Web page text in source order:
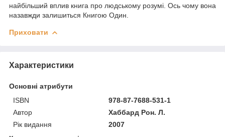
найбільший вплив книга про людському розумі. Ось чому вона
назавжди залишиться Книгою Один.
Приховати
Характеристики
Основні атрибути
ISBN
978-87-7688-531-1
Автор
Хаббард Рон. Л.
Рік видання
2007